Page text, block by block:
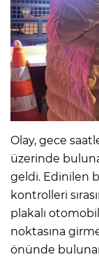
Olay, gece
üzerinde
geldi. Edinilen
kontrolleri
plakalı
noktasına
önünde